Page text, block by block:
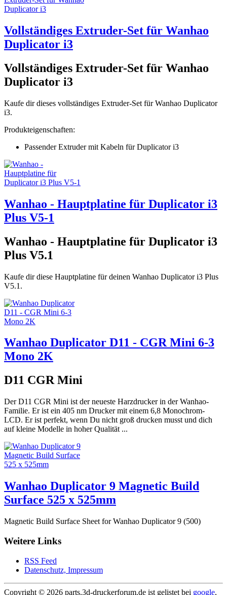
Vollständiges Extruder-Set für Wanhao
Duplicator i3
Vollständiges Extruder-Set für Wanhao
Duplicator i3
Kaufe dir dieses vollständiges Extruder-Set für Wanhao Duplicator
i3.
Produkteigenschaften:
Passender Extruder mit Kabeln für Duplicator i3
Wanhao - Hauptplatine für Duplicator i3
Plus V5-1
Wanhao - Hauptplatine für Duplicator i3
Plus V5.1
Kaufe dir diese Hauptplatine für deinen Wanhao Duplicator i3 Plus
V5.1.
Wanhao Duplicator D11 - CGR Mini 6-3
Mono 2K
D11 CGR Mini
Der D11 CGR Mini ist der neueste Harzdrucker in der Wanhao-
Familie. Er ist ein 405 nm Drucker mit einem 6,8 Monochrom-
LCD. Er ist perfekt, wenn Du nicht groß drucken musst und dich
auf kleine Modelle in hoher Qualität ...
Wanhao Duplicator 9 Magnetic Build
Surface 525 x 525mm
Magnetic Build Surface Sheet for Wanhao Duplicator 9 (500)
Weitere Links
RSS Feed
Datenschutz, Impressum
Copyright © 2026 parts.3d-druckerforum.de ist gelistet bei google,